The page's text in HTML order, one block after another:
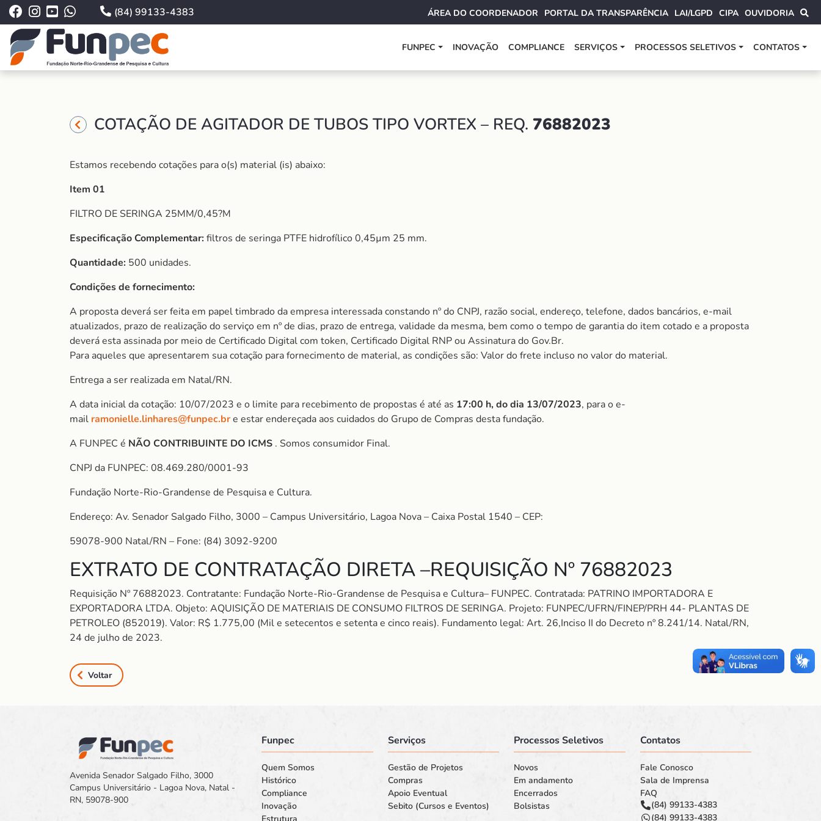
(84) 99133-4383 ÁREA DO COORDENADOR PORTAL DA TRANSPARÊNCIA LAI/LGPD CIPA OUVIDORIA
FUNPEC INOVAÇÃO COMPLIANCE SERVIÇOS PROCESSOS SELETIVOS CONTATOS
COTAÇÃO DE AGITADOR DE TUBOS TIPO VORTEX – REQ. 76882023
Estamos recebendo cotações para o(s) material (is) abaixo:
Item 01
FILTRO DE SERINGA 25MM/0,45?M
Especificação Complementar:filtros de seringa PTFE hidrofílico 0,45µm 25 mm.
Quantidade: 500 unidades.
Condições de fornecimento:
A proposta deverá ser feita em papel timbrado da empresa interessada constando nº do CNPJ, razão social, endereço, telefone, dados bancários, e-mail
atualizados, prazo de realização do serviço em nº de dias, prazo de entrega, validade da mesma, bem como o tempo de garantia do item cotado e a proposta
deverá esta assinada por meio de Certificado Digital com token, Certificado Digital RNP ou Assinatura do Gov.Br.
Para aqueles que apresentarem sua cotação para fornecimento de material, as condições são: Valor do frete incluso no valor do material.
Entrega a ser realizada em Natal/RN.
A data inicial da cotação: 10/07/2023 e o limite para recebimento de propostas é até as 17:00 h, do dia 13/07/2023, para o e-
mail ramonielle.linhares@funpec.bre estar endereçada aos cuidados do Grupo de Compras desta fundação.
A FUNPEC é NÃO CONTRIBUINTE DO ICMS . Somos consumidor Final.
CNPJ da FUNPEC: 08.469.280/0001-93
Fundação Norte-Rio-Grandense de Pesquisa e Cultura.
Endereço: Av. Senador Salgado Filho, 3000 – Campus Universitário, Lagoa Nova – Caixa Postal 1540 – CEP:
59078-900 Natal/RN – Fone: (84) 3092-9200
EXTRATO DE CONTRATAÇÃO DIRETA –REQUISIÇÃO Nº 76882023
Requisição Nº 76882023. Contratante: Fundação Norte-Rio-Grandense de Pesquisa e Cultura– FUNPEC. Contratada: PATRINO IMPORTADORA E
EXPORTADORA LTDA. Objeto: AQUISIÇÃO DE MATERIAIS DE CONSUMO FILTROS DE SERINGA. Projeto: FUNPEC/UFRN/FINEP/PRH 44- PLANTAS DE
PETROLEO (852019). Valor: R$ 1.775,00 (Mil e setecentos e setenta e cinco reais). Fundamento legal: Art. 26,Inciso II do Decreto nº 8.241/14. Natal/RN,
24 de julho de 2023.
Voltar
Avenida Senador Salgado Filho, 3000
Campus Universitário - Lagoa Nova, Natal -
RN, 59078-900
Funpec
Quem Somos
Histórico
Compliance
Inovação
Serviços
Gestão de Projetos
Compras
Apoio Eventual
Sebito (Cursos e Eventos)
Processos Seletivos
Novos
Em andamento
Encerrados
Bolsistas
Contatos
Fale Conosco
Sala de Imprensa
FAQ
(84) 99133-4383
(84) 99133-4383